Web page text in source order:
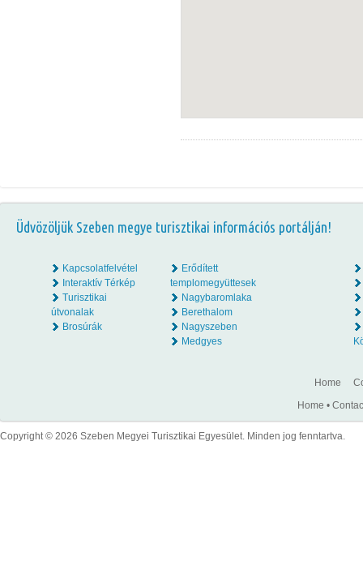
Üdvözöljük Szeben megye turisztikai információs portálján!
Kapcsolatfelvétel
Interaktív Térkép
Turisztikai
útvonalak
Brosúrák
Erődített
templomegyüttesek
Nagybaromlaka
Berethalom
Nagyszeben
Medgyes
Home
Home •
Copyright © 2026 Szeben Megyei Turisztikai Egyesület. Minden jog fenntartva.